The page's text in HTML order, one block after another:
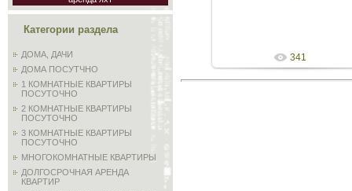
Категории раздела
ДОМА, ДАЧИ
ДОМА ПОСУТЧНО
1 КОМНАТНЫЕ КВАРТИРЫ
ПОСУТОЧНО
2 КОМНАТНЫЕ КВАРТИРЫ
ПОСУТОЧНО
3 КОМНАТНЫЕ КВАРТИРЫ
ПОСУТОЧНО
МНОГОКОМНАТНЫЕ КВАРТИРЫ
ДОЛГОСРОЧНАЯ АРЕНДА
КВАРТИР
341